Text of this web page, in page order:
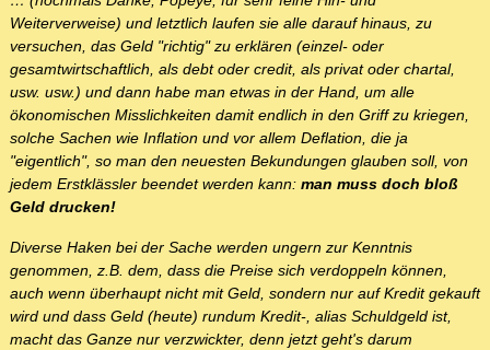
Weiterverweise) und letztlich laufen sie alle darauf hinaus, zu
versuchen, das Geld "richtig" zu erklären (einzel- oder
gesamtwirtschaftlich, als debt oder credit, als privat oder chartal,
usw. usw.) und dann habe man etwas in der Hand, um alle
ökonomischen Misslichkeiten damit endlich in den Griff zu kriegen,
solche Sachen wie Inflation und vor allem Deflation, die ja
"eigentlich", so man den neuesten Bekundungen glauben soll, von
jedem Erstklässler beendet werden kann: man muss doch bloß
Geld drucken!
Diverse Haken bei der Sache werden ungern zur Kenntnis
genommen, z.B. dem, dass die Preise sich verdoppeln können,
auch wenn überhaupt nicht mit Geld, sondern nur auf Kredit gekauft
wird und dass Geld (heute) rundum Kredit-, alias Schuldgeld ist,
macht das Ganze nur verzwickter, denn jetzt geht's darum